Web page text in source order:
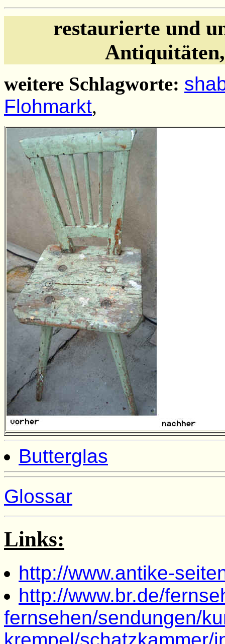
restaurierte und
Antiquitäten,
weitere Schlagworte:
Flohmarkt,
Butterglas
Glossar
Links:
http://www.antike-
http://www.br.de/
fernsehen/sendungen/
krempel/schatzkammer/